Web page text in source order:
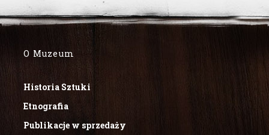
O Muzeum
Historia Sztuki
Etnografia
Publikacje w sprzedaży